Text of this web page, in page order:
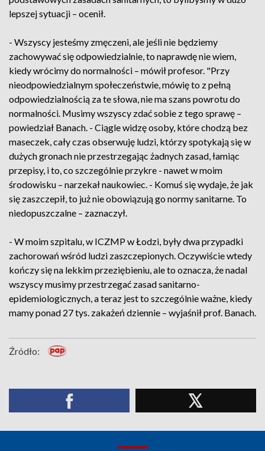
lepszej sytuacji – ocenił.
- Wszyscy jesteśmy zmęczeni, ale jeśli nie będziemy
zachowywać się odpowiedzialnie, to naprawdę nie wiem,
kiedy wrócimy do normalności – mówił profesor. "Przy
nieodpowiedzialnym społeczeństwie, mówię to z pełną
odpowiedzialnością za te słowa, nie ma szans powrotu do
normalności. Musimy wszyscy zdać sobie z tego sprawę –
powiedział Banach. - Ciągle widzę osoby, które chodzą bez
maseczek, cały czas obserwuję ludzi, którzy spotykają się w
dużych gronach nie przestrzegając żadnych zasad, łamiąc
przepisy, i to, co szczególnie przykre - nawet w moim
środowisku – narzekał naukowiec. - Komuś się wydaje, że jak
się zaszczepił, to już nie obowiązują go normy sanitarne. To
niedopuszczalne – zaznaczył.
- W moim szpitalu, w ICZMP w Łodzi, były dwa przypadki
zachorowań wśród ludzi zaszczepionych. Oczywiście wtedy
kończy się na lekkim przeziębieniu, ale to oznacza, że nadal
wszyscy musimy przestrzegać zasad sanitarno-
epidemiologicznych, a teraz jest to szczególnie ważne, kiedy
mamy ponad 27 tys. zakażeń dziennie – wyjaśnił prof. Banach.
Źródło: